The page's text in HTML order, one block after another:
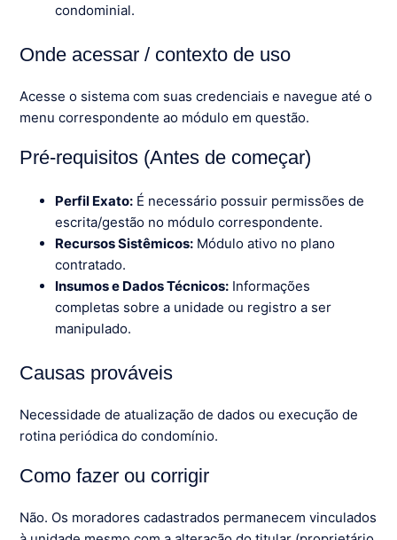
condominial.
Onde acessar / contexto de uso
Acesse o sistema com suas credenciais e navegue até o
menu correspondente ao módulo em questão.
Pré-requisitos (Antes de começar)
Perfil Exato: É necessário possuir permissões de
escrita/gestão no módulo correspondente.
Recursos Sistêmicos: Módulo ativo no plano
contratado.
Insumos e Dados Técnicos: Informações
completas sobre a unidade ou registro a ser
manipulado.
Causas prováveis
Necessidade de atualização de dados ou execução de
rotina periódica do condomínio.
Como fazer ou corrigir
Não. Os moradores cadastrados permanecem vinculados